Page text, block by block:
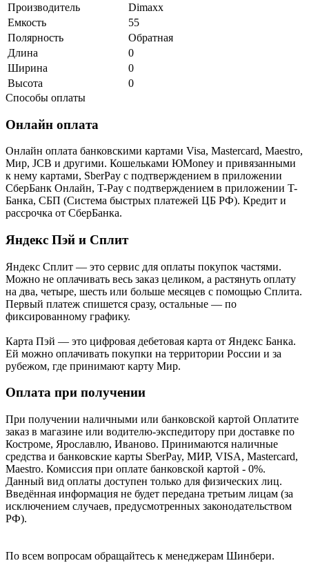
Производитель
Dimaxx
Емкость
55
Полярность
Обратная
Длина
0
Ширина
0
Высота
0
Способы оплаты
Онлайн оплата
Онлайн оплата банковскими картами Visa, Mastercard, Maestro,
Мир, JCB и другими. Кошельками ЮMoney и привязанными
к нему картами, SberPay с подтверждением в приложении
СберБанк Онлайн, T-Pay с подтверждением в приложении T-
Банка, СБП (Система быстрых платежей ЦБ РФ). Кредит и
рассрочка от СберБанка.
Яндекс Пэй и Сплит
Яндекс Cплит — это сервис для оплаты покупок частями.
Можно не оплачивать весь заказ целиком, а растянуть оплату
на два, четыре, шесть или больше месяцев с помощью Сплита.
Первый платеж спишется сразу, остальные — по
фиксированному графику.
Карта Пэй — это цифровая дебетовая карта от Яндекс Банка.
Ей можно оплачивать покупки на территории России и за
рубежом, где принимают карту Мир.
Оплата при получении
При получении наличными или банковской картой Оплатите
заказ в магазине или водителю-экспедитору при доставке по
Костроме, Ярославлю, Иваново. Принимаются наличные
средства и банковские карты SberPay, МИР, VISA, Mastercard,
Maestro. Комиссия при оплате банковской картой - 0%.
Данный вид оплаты доступен только для физических лиц.
Введённая информация не будет передана третьим лицам (за
исключением случаев, предусмотренных законодательством
РФ).
По всем вопросам обращайтесь к менеджерам Шинбери.